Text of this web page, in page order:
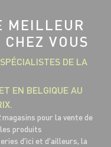
MEILLEUR
VOUS
DE LA
EN BELGIQUE AU
pour la vente de
produits
d'ici et d'ailleurs, la